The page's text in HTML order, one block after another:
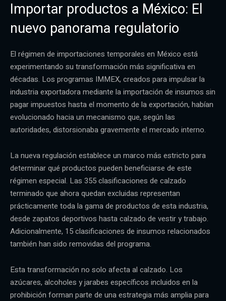
Importar productos a México: El
nuevo panorama regulatorio
El régimen de importaciones temporales en México está
experimentando su transformación más significativa en
décadas. Los programas IMMEX, creados para impulsar la
industria exportadora mediante la importación de insumos sin
pagar impuestos hasta el momento de la exportación, habían
evolucionado hacia un mecanismo que, según las
autoridades, distorsionaba gravemente el mercado interno.
La nueva regulación establece un marco más estricto para
determinar qué productos pueden beneficiarse de este
régimen especial. Las 355 clasificaciones de calzado
terminado que ahora quedan excluidas representan
prácticamente toda la gama de productos de esta industria,
desde zapatos deportivos hasta calzado de vestir y trabajo.
Adicionalmente, 15 clasificaciones de insumos relacionados
también han sido removidas del programa.
Esta transformación no solo afecta al calzado. Los
azúcares, alcoholes y jarabes específicos incluidos en la
prohibición forman parte de una estrategia más amplia para